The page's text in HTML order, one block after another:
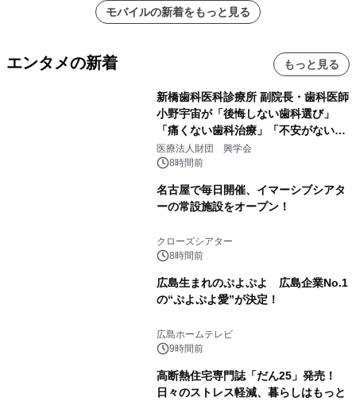
モバイルの新着をもっと見る
エンタメの新着 もっと見る
新橋歯科医科診療所 副院長・歯科医師
小野宇宙が「後悔しない歯科選び」
「痛くない歯科治療」「不安がない治
療計画」をテーマに専門監修
医療法人財団 興学会
8時間前
名古屋で毎日開催、イマーシブシアタ
ーの常設施設をオープン！
クローズシアター
8時間前
広島生まれのぷよぷよ 広島企業No.1
の“ぷよぷよ愛”が決定！
広島ホームテレビ
9時間前
高断熱住宅専門誌「だん25」発売！
日々のストレス軽減、暮らしはもっと